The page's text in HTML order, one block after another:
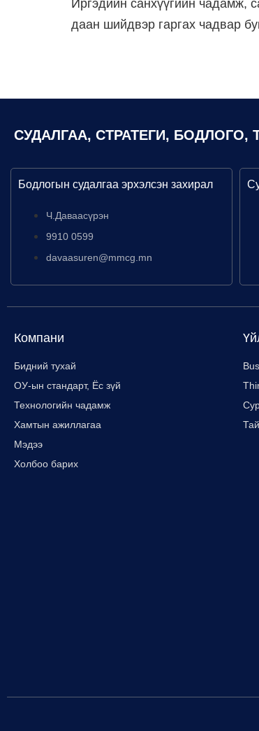
Иргэдийн санхүүгийн чадамж,
даан шийдвэр гаргах чадвар
СУДАЛГАА, СТРАТЕГИ, БОДЛОГО,
Бодлогын судалгаа эрхэлсэн захирал
Ч.Даваасүрэн
9910 0599
davaasuren@mmcg.mn
Компани
Бидний тухай
ОУ-ын стандарт, Ёс зүй
Технологийн чадамж
Хамтын ажиллагаа
Мэдээ
Холбоо барих